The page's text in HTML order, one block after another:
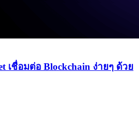
เชื่อมต่อ Blockchain ง่ายๆ ด้วย